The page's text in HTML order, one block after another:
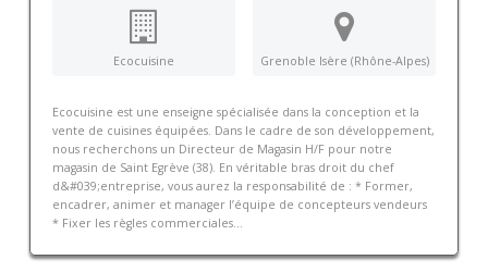
Ecocuisine Grenoble Isère (Rhône-Alpes)
Ecocuisine est une enseigne spécialisée dans la conception et la
vente de cuisines équipées. Dans le cadre de son développement,
nous recherchons un Directeur de Magasin H/F pour notre
magasin de Saint Egrève (38). En véritable bras droit du chef
d&#039;entreprise, vous aurez la responsabilité de : * Former,
encadrer, animer et manager l’équipe de concepteurs vendeurs
* Fixer les règles commerciales...